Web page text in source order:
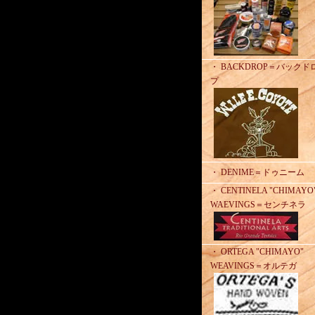
・ BACKDROP＝バックド
プ
・ DENIME＝ドゥニーム
・ CENTINELA
WAEVINGS＝センチネラ
・ ORTEGA "CHIMAYO"
WEAVINGS＝オルテガ